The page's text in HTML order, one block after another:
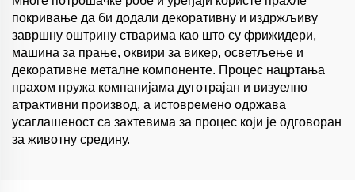
покривање да би додали декоративну и издржљиву
завршну оштрину стварима као што су фрижидери,
машина за прање, оквири за викер, осветљење и
декоративне металне компоненте. Процес нацртања
прахом пружа компанијама дуготрајан и визуелно
атрактивни производ, а истовремено одржава
усаглашеност са захтевима за процес који је одговоран
за животну средину.